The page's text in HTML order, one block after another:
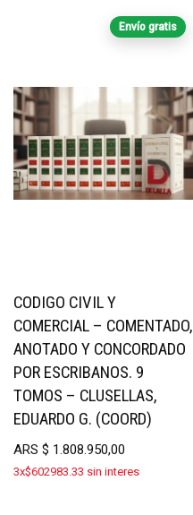
Envío gratis
CODIGO CIVIL Y
COMERCIAL – COMENTADO,
ANOTADO Y CONCORDADO
POR ESCRIBANOS. 9
TOMOS – CLUSELLAS,
EDUARDO G. (COORD)
ARS $ 1.808.950,00
3x$602983.33 sin interes